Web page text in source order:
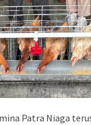
Patra Niaga